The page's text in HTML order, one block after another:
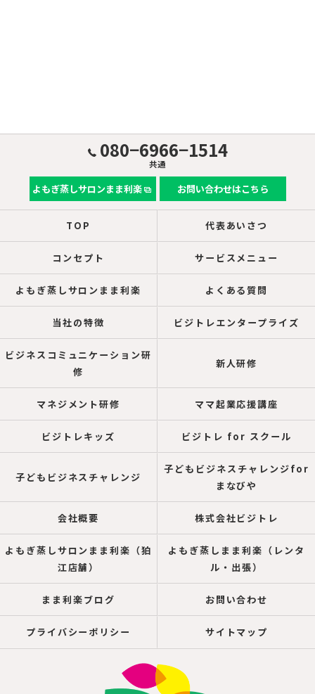
080−6966−1514
共通
よもぎ蒸しサロンまま利楽 お問い合わせはこちら
TOP 代表あいさつ
コンセプト サービスメニュー
よもぎ蒸しサロンまま利楽 よくある質問
当社の特徴 ビジトレエンタープライズ
ビジネスコミュニケーション研
修
新人研修
マネジメント研修 ママ起業応援講座
ビジトレキッズ ビジトレ for スクール
子どもビジネスチャレンジ
子どもビジネスチャレンジfor
まなびや
会社概要 株式会社ビジトレ
よもぎ蒸しサロンまま利楽（狛
江店舗）
よもぎ蒸しまま利楽（レンタ
ル・出張）
まま利楽ブログ お問い合わせ
プライバシーポリシー サイトマップ